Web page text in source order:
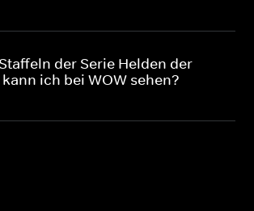
der Serie Helden der
ich bei WOW sehen?